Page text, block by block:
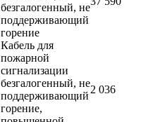
безгалогенный, не
поддерживающий
горение
Кабель для
пожарной
сигнализации
безгалогенный, не
поддерживающий
горение,
2 036